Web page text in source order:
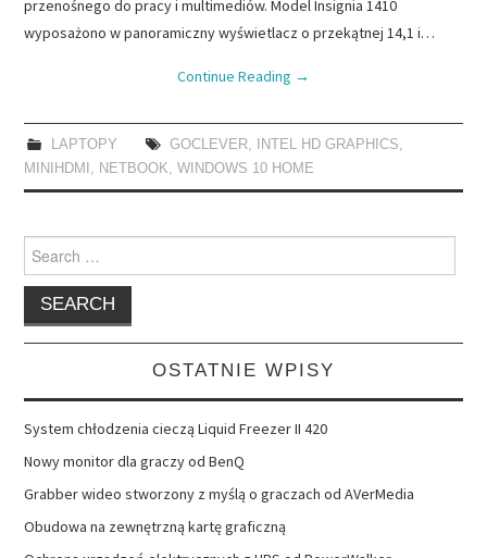
przenośnego do pracy i multimediów. Model Insignia 1410
wyposażono w panoramiczny wyświetlacz o przekątnej 14,1 i…
Continue Reading →
LAPTOPY GOCLEVER, INTEL HD GRAPHICS,
MINIHDMI , NETBOOK,WINDOWS 10 HOME
Search
for:
OSTATNIE WPISY
System chłodzenia cieczą Liquid Freezer II 420
Nowy monitor dla graczy od BenQ
Grabber wideo stworzony z myślą o graczach od AVerMedia
Obudowa na zewnętrzną kartę graficzną